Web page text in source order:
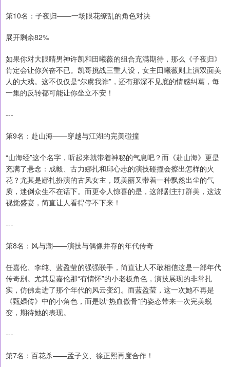
第10名：子夜归——一场眼花缭乱的角色对决
展开剩余82%
如果你对大眼睛男神许凯和田曦薇的组合充满期待，那么《子夜归》
肯定会让你兴奋不已。凯哥挑战三重人设，女主田曦薇则上演双面美
人的大戏。这不仅仅是“尔虞我诈”，还有那深不见底的情感纠葛，每
一集的反转都可能让你坐立不安！
---
第9名：赴山海——穿越与江湖的完美碰撞
“山海经”这个名字，听起来就带着神秘的气息吧？而《赴山海》更是
充满了悬念：成毅、古力娜扎和邱心志的演技碰撞会擦出怎样的火
花？尤其是娜扎扮演的古风女主，既美丽又带着一种飘然出尘的气
质，迷倒众生不在话下。而更令人惊喜的是，这部剧主打群美，这波
视觉盛宴，简直让人看得停不下来！
---
第8名：风与潮——演技与偶像并存的年代传奇
任嘉伦、李纯、蓝盈莹的强强联手，简直让人不敢相信这是一部年代
传奇剧。尤其是嘉伦那“有情怀”的小老板角色，演技展现的非常扎
实，仿佛走进了那个年代的风云变幻。而蓝盈莹，这一次她不再是
《甄嬛传》中的小角色，而是以“热血傲骨”的姿态带来一次完美蜕
变，期待她的表现。
---
第7名：百花杀——孟子义、徐正熙再度合作！